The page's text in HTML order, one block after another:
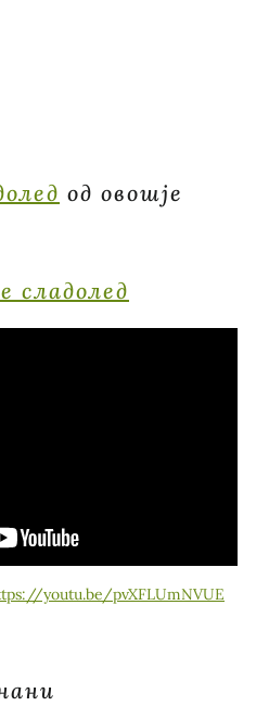
од овошје
сладолед
youtu.be/pvXFLUmNVUE